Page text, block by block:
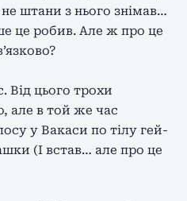
штани з нього знімав…
це робив. Але ж про це
Від цього трохи
але в той же час
у Вакаси по тілу гей-
(І встав… але про це